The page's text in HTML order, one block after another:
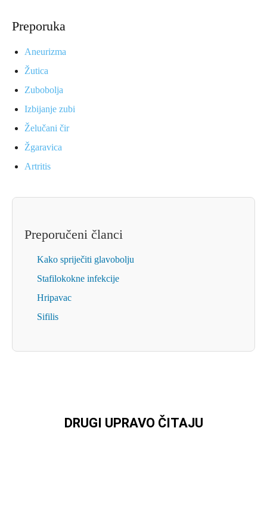
Preporuka
Aneurizma
Žutica
Zubobolja
Izbijanje zubi
Želučani čir
Žgaravica
Artritis
Preporučeni članci
Kako spriječiti glavobolju
Stafilokokne infekcije
Hripavac
Sifilis
DRUGI UPRAVO ČITAJU